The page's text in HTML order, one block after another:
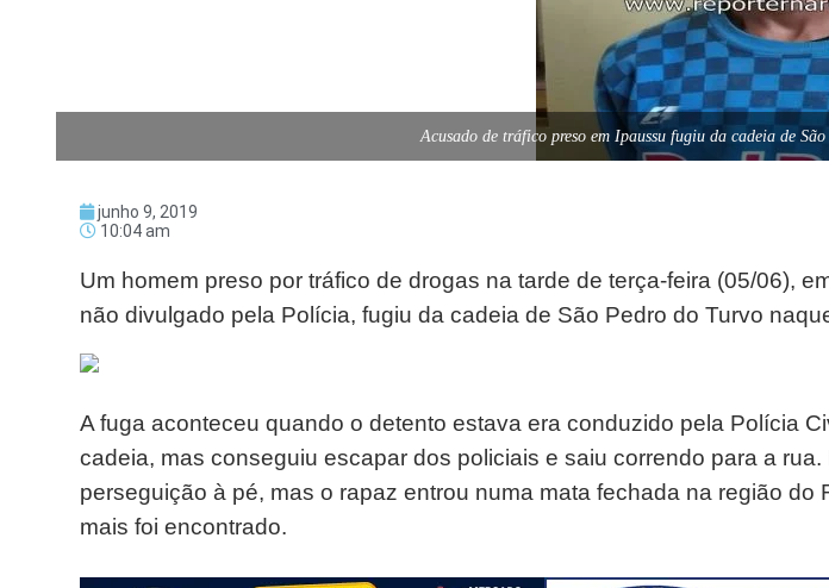
Acusado de tráfico preso em Ipaussu fugiu da cadeia de
junho 9, 2019
10:04 am
Um homem preso por tráfico de drogas na tarde de terça-feira (05/06),
não divulgado pela Polícia, fugiu da cadeia de São Pedro do Turvo
A fuga aconteceu quando o detento estava era conduzido pela Polícia
cadeia, mas conseguiu escapar dos policiais e saiu correndo para a rua.
perseguição à pé, mas o rapaz entrou numa mata fechada na região do
mais foi encontrado.